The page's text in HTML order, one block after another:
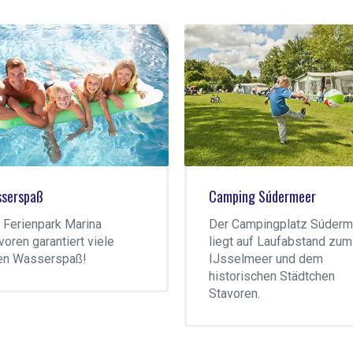
Súdermeer
Campingplatz Súdermeer
auf Laufabstand zum
und dem
SkipsLodge
Wenn Sie Komfort
aber den Charme eines
Zeltes genießen möchten,
buchen Sie dann unsere
SkipsLodge.